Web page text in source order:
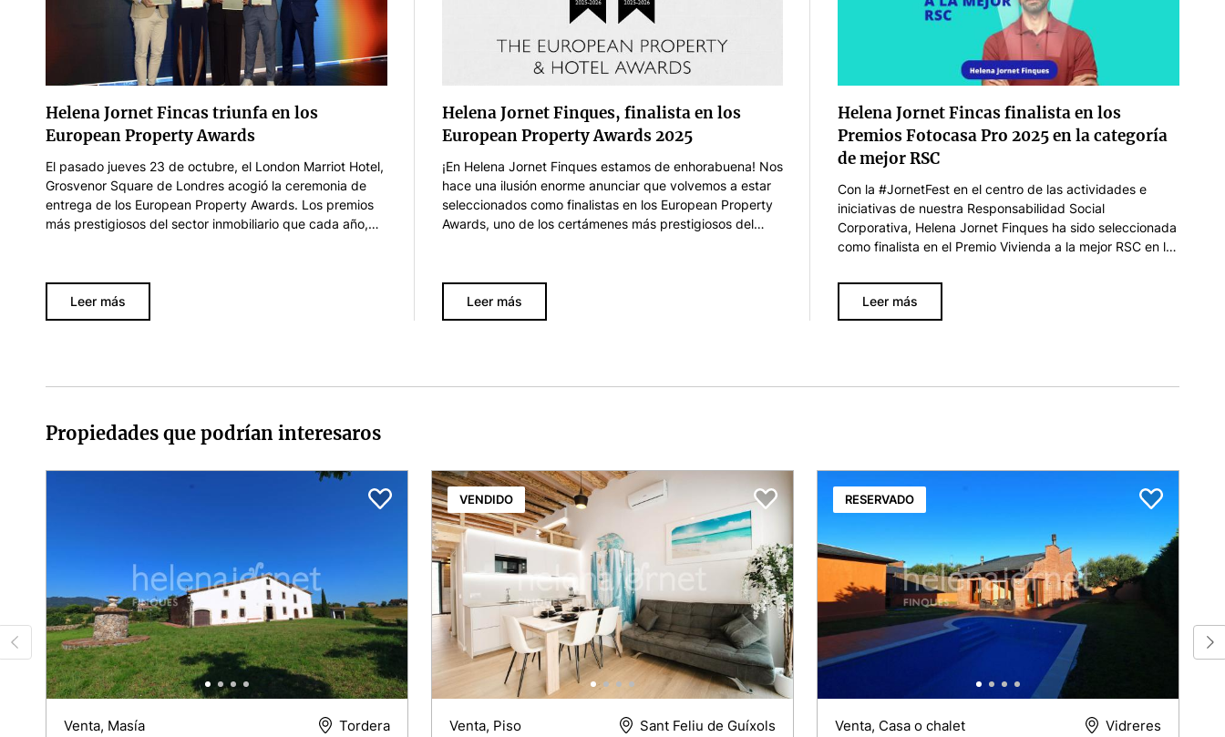
Helena Jornet Fincas triunfa en los
European Property Awards
El pasado jueves 23 de octubre, el London Marriot Hotel,
Grosvenor Square de Londres acogió la ceremonia de
entrega de los European Property Awards. Los premios
más prestigiosos del sector inmobiliario que cada año,
continente europeo. Helena Jornet, Roger, Mariona y Pol,
en representación de Helena Jornet Finques, han viajado
a Londres para asistir a la ceremonia de entrega de los
Leer más
Helena Jornet Finques, finalista en los
European Property Awards 2025
¡En Helena Jornet Finques estamos de enhorabuena! Nos
hace una ilusión enorme anunciar que volvemos a estar
seleccionados como finalistas en los European Property
Awards, uno de los certámenes más prestigiosos del
por su excelencia, innovación y servicio del sector
inmobiliario, de la arquitectura y del diseño de interiores.
Los European Property Awards ya premiaron a Helena
Leer más
Helena Jornet Fincas finalista en los
Premios Fotocasa Pro 2025 en la categoría
de mejor RSC
Con la #JornetFest en el centro de las actividades e
iniciativas de nuestra Responsabilidad Social
Corporativa, Helena Jornet Finques ha sido seleccionada
como finalista en el Premio Vivienda a la mejor RSC en la
categoría, Fotocasa reconoce iniciativas del sector
inmobiliario que van más allá del negocio y contribuyen.
Helena Jornet ha afirmado que "el solo hecho de ser
Leer más
Propiedades que podrían interesaros
Venta, Masía Tordera
VENDIDO
Venta, Piso Sant Feliu de Guíxols
RESERVADO
Venta, Casa o chalet Vidreres